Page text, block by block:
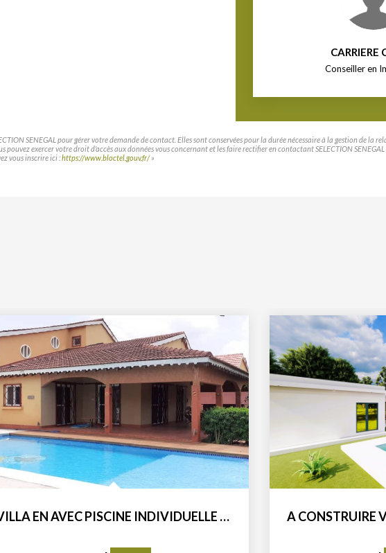
CARRIERE
Conseiller en
SENEGAL pour gérer votre demande de contact. Elles sont conservées pour la durée nécessaire à la gestion de la
exercer votre droit d'accès aux données vous concernant et les faire rectifier en contactant SELECTION
vous inscrire ici :https://www.bloctel.gouv.fr/»
VILLA EN AVEC PISCINE INDIVIDUELLE DANS UNE RÉSIDENCE A...